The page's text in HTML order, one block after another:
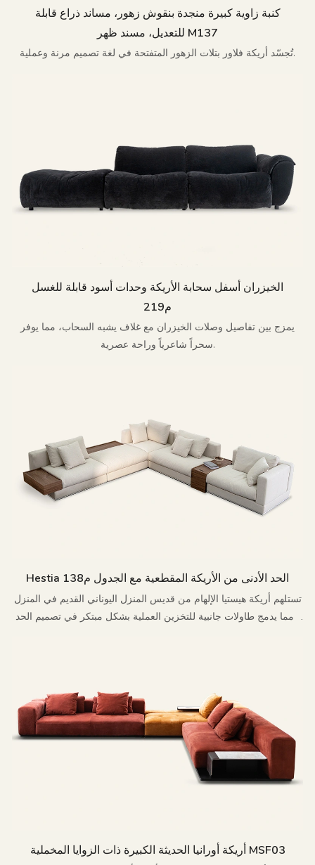
كنبة زاوية كبيرة منجدة بنقوش زهور، مساند ذراع قابلة
للتعديل، مسند ظهر M137
تُجسّد أريكة فلاور بتلات الزهور المتفتحة في لغة تصميم مرنة وعملية.
الخيزران أسفل سحابة الأريكة وحدات أسود قابلة للغسل
م219
يمزج بين تفاصيل وصلات الخيزران مع غلاف يشبه السحاب، مما يوفر
سحراً شاعرياً وراحة عصرية.
Hestia الحد الأدنى من الأريكة المقطعية مع الجدول م138
تستلهم أريكة هيستيا الإلهام من قديس المنزل اليوناني القديم في المنزل
، مما يدمج طاولات جانبية للتخزين العملية بشكل مبتكر في تصميم الحد
أريكة أورانيا الحديثة الكبيرة ذات الزوايا المخملية MSF03